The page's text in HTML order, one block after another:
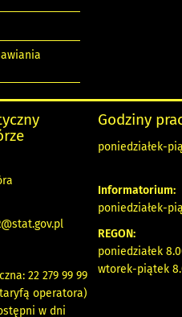
22 279 99 99
operatora)
w dni
Godziny
poniedziałek-
Informatorium:
poniedziałek-
REGON:
poniedziałek
wtorek-piątek